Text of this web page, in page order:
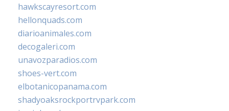
hawkscayresort.com
hellonquads.com
diarioanimales.com
decogaleri.com
unavozparadios.com
shoes-vert.com
elbotanicopanama.com
shadyoaksrockportrvpark.com